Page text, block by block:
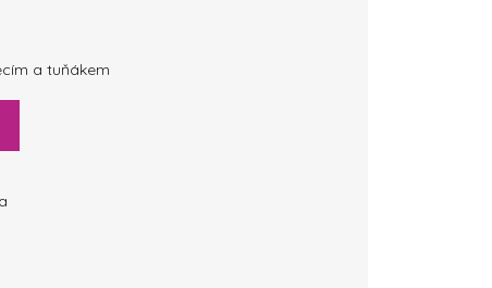
a tuňákem